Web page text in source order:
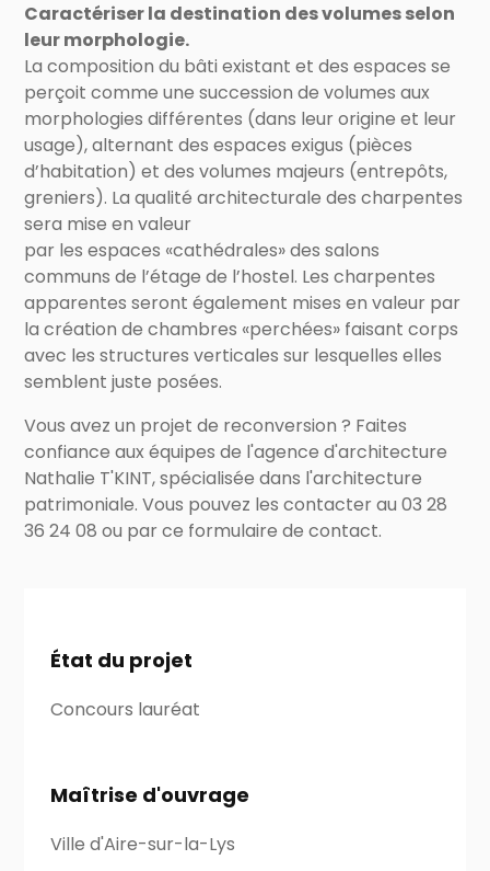
Caractériser la destination des volumes selon
leur morphologie.
La composition du bâti existant et des espaces se
perçoit comme une succession de volumes aux
morphologies différentes (dans leur origine et leur
usage), alternant des espaces exigus (pièces
d’habitation) et des volumes majeurs (entrepôts,
greniers). La qualité architecturale des charpentes
sera mise en valeur
par les espaces «cathédrales» des salons
communs de l’étage de l’hostel. Les charpentes
apparentes seront également mises en valeur par
la création de chambres «perchées» faisant corps
avec les structures verticales sur lesquelles elles
semblent juste posées.
Vous avez un projet de reconversion ? Faites
confiance aux équipes de l'agence d'architecture
Nathalie T'KINT, spécialisée dans l'architecture
patrimoniale. Vous pouvez les contacter au 03 28
36 24 08 ou par ce formulaire de contact.
État du projet
Concours lauréat
Maîtrise d'ouvrage
Ville d'Aire-sur-la-Lys